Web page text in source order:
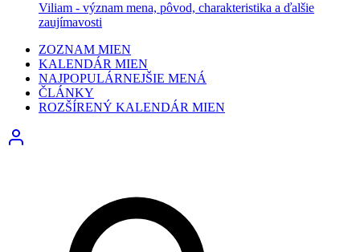
Viliam - význam mena, pôvod, charakteristika a ďalšie
zaujímavosti
ZOZNAM MIEN
KALENDÁR MIEN
NAJPOPULÁRNEJŠIE MENÁ
ČLÁNKY
ROZŠÍRENÝ KALENDÁR MIEN